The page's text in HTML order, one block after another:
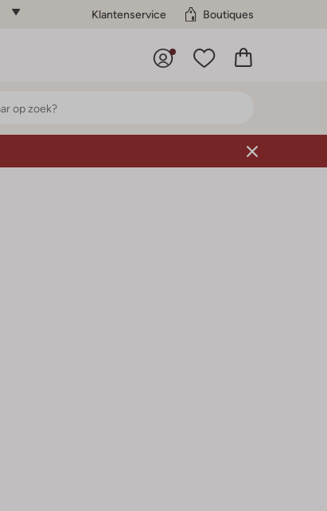
Klantenservice Boutiques